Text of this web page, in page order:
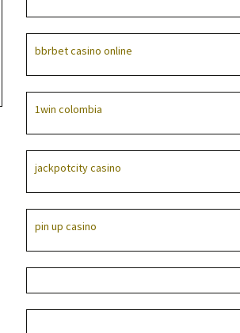
bbrbet casino online
1win colombia
jackpotcity casino
pin up casino